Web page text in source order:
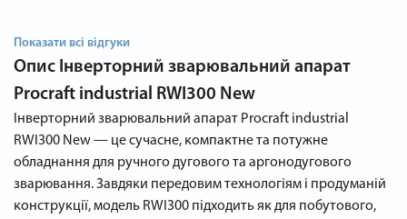
Показати всі відгуки
Опис Інверторний зварювальний апарат
Procraft industrial RWI300 New
Інверторний зварювальний апарат Procraft industrial
RWI300 New — це сучасне, компактне та потужне
обладнання для ручного дугового та аргонодугового
зварювання. Завдяки передовим технологіям і продуманій
конструкції, модель RWI300 підходить як для побутового,